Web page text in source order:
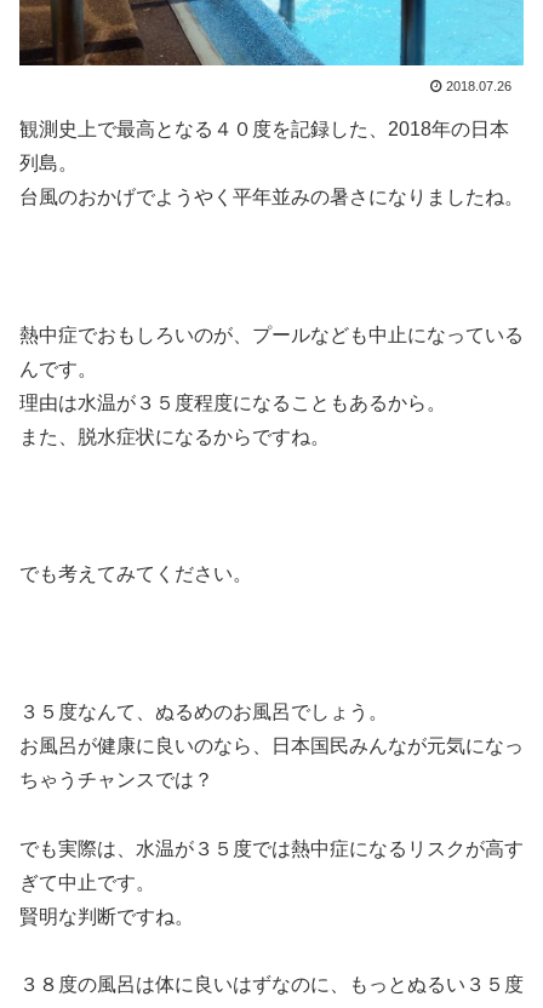
2018.07.26
観測史上で最高となる４０度を記録した、2018年の日本
列島。
台風のおかげでようやく平年並みの暑さになりましたね。
熱中症でおもしろいのが、プールなども中止になっている
んです。
理由は水温が３５度程度になることもあるから。
また、脱水症状になるからですね。
でも考えてみてください。
３５度なんて、ぬるめのお風呂でしょう。
お風呂が健康に良いのなら、日本国民みんなが元気になっ
ちゃうチャンスでは？
でも実際は、水温が３５度では熱中症になるリスクが高す
ぎて中止です。
賢明な判断ですね。
３８度の風呂は体に良いはずなのに、もっとぬるい３５度